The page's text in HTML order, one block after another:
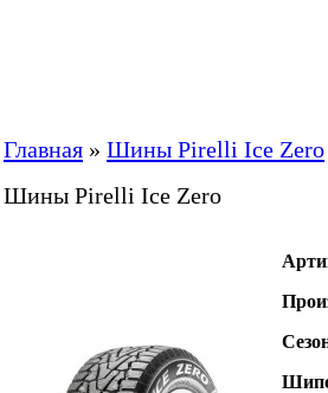
Главная » Шины Pirelli Ice Zero
Шины Pirelli Ice Zero